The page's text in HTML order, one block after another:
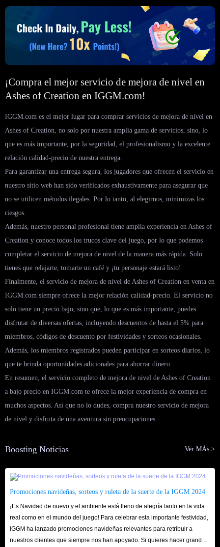
¡Compra el mejor servicio de mejora de nivel en
Ashes of Creation en IGGM.com!
IGGM.com es el mejor lugar para comprar servicios de mejora de nivel en
Ashes of Creation, no solo por nuestra amplia gama de servicios, sino, lo
que es más importante, por la seguridad, el profesionalismo y la excelente
relación calidad-precio de nuestra entrega.
Para garantizar una entrega segura, los jugadores que ofrecen el servicio en
nuestro sitio web han sido verificados exhaustivamente para asegurar que
no se utilicen métodos ilegales. Por lo tanto, al elegirnos, minimizas los
riesgos.
Además, nuestro personal profesional tiene amplia experiencia en Ashes of
Creation y conoce todos los trucos clave del juego, por lo que podemos
completar el servicio de mejora de nivel de la manera más rápida. Solo
tienes que relajarte, tomarte un café y ¡tu personaje estará listo!
Finalmente, el servicio de mejora de nivel de Ashes of Creation en venta en
IGGM.com siempre ofrece la mejor relación calidad-precio. El servicio no
solo tiene un precio bajo, sino que, lo que es más importante, puedes
disfrutar de diversas ofertas, incluyendo descuentos de hasta el 5% para
miembros, códigos de descuento por festividades y sorteos ocasionales.
Además, los miembros registrados pueden participar en sorteos diarios, lo
que te brinda oportunidades adicionales para ahorrar dinero.
En resumen, el servicio completo de mejora de nivel de Ashes of Creation
a bajo precio en IGGM.com te ofrece la mejor experiencia de compra en
muchos aspectos. Así que no lo dudes, compra nuestro servicio de mejora
de nivel y disfruta de una aventura sin preocupaciones.
Boosting Noticias Ver MÁs >
Promociones navideñas, sorteos y ruleta de la suerte de la IGGM 2024
¡Es Navidad de nuevo y el ambiente está lleno de alegría tanto en la vida
real como en el mundo del juego! Para celebrar esta importante festividad,
IGGM ha lanzado promociones navideñas relevantes para retribuir a
nuestros clientes que siempre nos han apoyado. Si quieres hacer grandes